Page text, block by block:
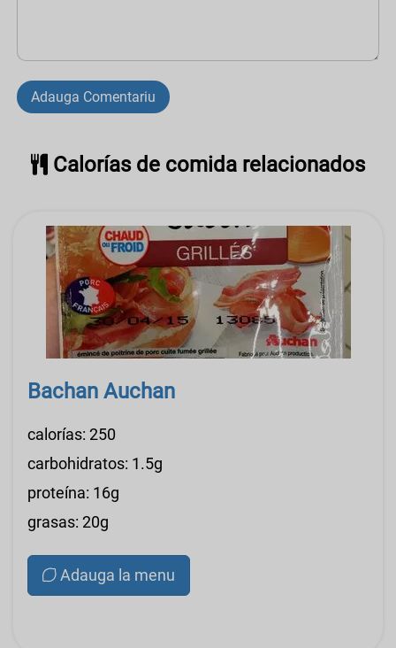
Adauga Comentariu
Calorías de comida relacionados
Bachan Auchan
calorías: 250
carbohidratos: 1.5g
proteína: 16g
grasas: 20g
Adauga la menu